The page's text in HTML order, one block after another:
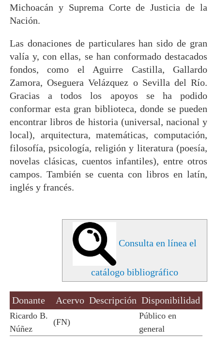
Michoacán y Suprema Corte de Justicia de la
Nación.
Las donaciones de particulares han sido de gran
valía y, con ellas, se han conformado destacados
fondos, como el Aguirre Castilla, Gallardo
Zamora, Oseguera Velázquez o Sevilla del Río.
Gracias a todos los apoyos se ha podido
conformar esta gran biblioteca, donde se pueden
encontrar libros de historia (universal, nacional y
local), arquitectura, matemáticas, computación,
filosofía, psicología, religión y literatura (poesía,
novelas clásicas, cuentos infantiles), entre otros
campos. También se cuenta con libros en latín,
inglés y francés.
Consulta en línea el
catálogo bibliográfico
Donante Acervo Descripción Disponibilidad
Ricardo B.
Núñez
(FN)
Público en
general